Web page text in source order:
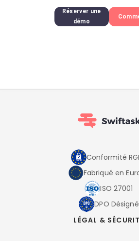
Réserver une
démo
Conformité
Fabriqué en
ISO 27001
DPO Désigné
LÉGAL &